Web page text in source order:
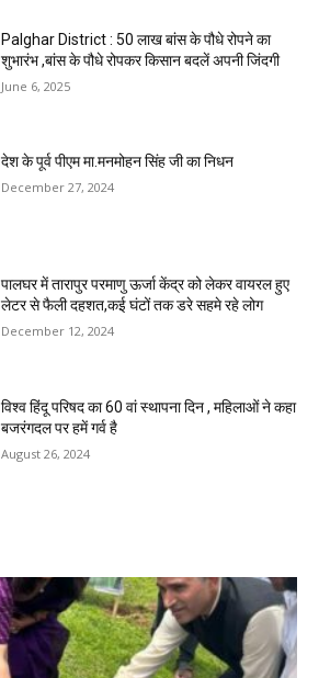
Palghar District : 50 लाख बांस के पौधे रोपने का
शुभारंभ ,बांस के पौधे रोपकर किसान बदलें अपनी जिंदगी
June 6, 2025
देश के पूर्व पीएम मा.मनमोहन सिंह जी का निधन
December 27, 2024
पालघर में तारापुर परमाणु ऊर्जा केंद्र को लेकर वायरल हुए
लेटर से फैली दहशत,कई घंटों तक डरे सहमे रहे लोग
December 12, 2024
विश्व हिंदू परिषद का 60 वां स्थापना दिन , महिलाओं ने कहा
बजरंगदल पर हमें गर्व है
August 26, 2024